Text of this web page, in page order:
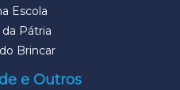
Escola
Pátria
Brincar
e Outros